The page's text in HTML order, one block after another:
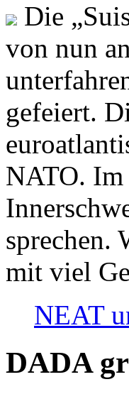
Die
von nun
gefeiert.
NATO. Im
sprechen.
mit viel
NEAT
DADA